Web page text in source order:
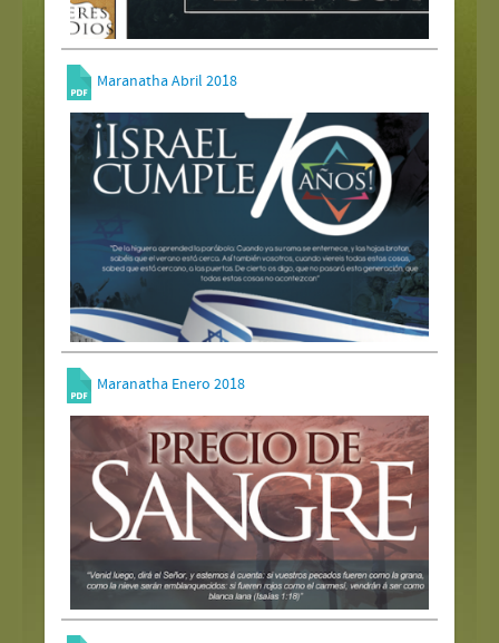
Maranatha Abril 2018
Maranatha Enero 2018